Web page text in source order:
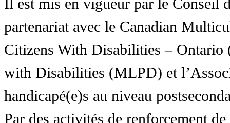
Il est mis en vigueur par le Conseil
partenariat avec le Canadian
Citizens With Disabilities – Ontario
with Disabilities (MLPD) et
handicapé(e)s au niveau
Par des activités de renforcement